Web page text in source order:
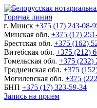
Горячая линия
г. Минск +375 (17) 243-08-
Минская обл. +375 (17)
Брестская обл. +375 (162)
Витебская обл. +375 (212)
Гомельская обл. +375 (232)
Гродненская обл. +375
Могилевская обл. +375
БНП +375 (17) 323-59-34
Запись на прием